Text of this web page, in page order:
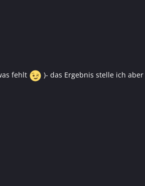
fehlt
)- das Ergebnis stelle ich